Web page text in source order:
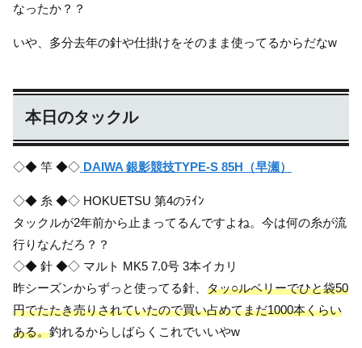
なったか？？
いや、多分去年の針や仕掛けをそのまま使ってるからだなw
本日のタックル
◇◆ 竿 ◆◇ DAIWA 銀影競技TYPE-S 85H（早瀬）
◇◆ 糸 ◆◇ HOKUETSU 第4のﾗｲﾝ
タックルが2年前から止まってるんですよね。今は何の糸が流
行りなんだろ？？
◇◆ 針 ◆◇ マルト MK5 7.0号 3本イカリ
昨シーズンからずっと使ってる針、 タッ○ルベリーでひと袋50
円でたたき売りされていたので買い占めてまだ1000本くらい
ある。釣れるからしばらくこれでいいやw